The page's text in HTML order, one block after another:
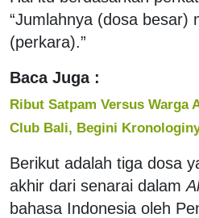
“Jumlahnya (dosa besar)
(perkara).”
Baca Juga :
Ribut Satpam Versus Warga
Club Bali, Begini
Berikut adalah tiga dosa
akhir dari senarai dalam
bahasa Indonesia oleh